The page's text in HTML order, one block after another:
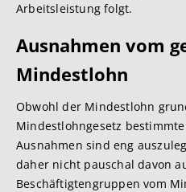
Arbeitsleistung folgt.
Ausnahmen vom
Mindestlohn
Obwohl der Mindestlohn
Mindestlohngesetz
Ausnahmen sind eng
daher nicht pauschal davon
Beschäftigtengruppen vom